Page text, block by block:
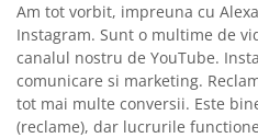
Am tot vorbit, impreuna cu
Instagram. Sunt o multime de
canalul nostru de YouTube.
comunicare si marketing.
tot mai multe conversii. Este
(reclame), dar lucrurile